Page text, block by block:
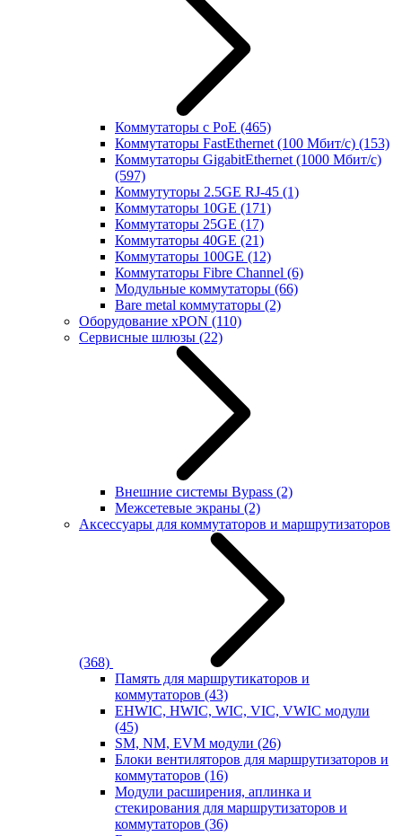
Коммутаторы с PoE (465)
Коммутаторы FastEthernet (100 Мбит/с) (153)
Коммутаторы GigabitEthernet (1000 Мбит/с)
(597)
Коммутуторы 2.5GE RJ-45 (1)
Коммутаторы 10GE (171)
Коммутаторы 25GE (17)
Коммутаторы 40GE (21)
Коммутаторы 100GE (12)
Коммутаторы Fibre Channel (6)
Модульные коммутаторы (66)
Bare metal коммутаторы (2)
Оборудование xPON (110)
Сервисные шлюзы (22)
Внешние системы Bypass (2)
Межсетевые экраны (2)
Аксессуары для коммутаторов и маршрутизаторов
(368)
Память для маршрутикаторов и
коммутаторов (43)
EHWIC, HWIC, WIC, VIC, VWIC модули
(45)
SM, NM, EVM модули (26)
Блоки вентиляторов для маршрутизаторов и
коммутаторов (16)
Модули расширения, аплинка и
стекирования для маршрутизаторов и
коммутаторов (36)